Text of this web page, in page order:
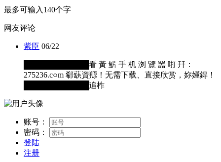
最多可输入140个字
网友评论
紫臣 06/22
████████████看 黃 魸 手 机 浏 覽 噐 咑 幵：
275236.c○m 郗蒛資羱！无需下载、直接欣赏，妳嬞鍀！
████████████追柞
账号：
密码：
登陆
注册